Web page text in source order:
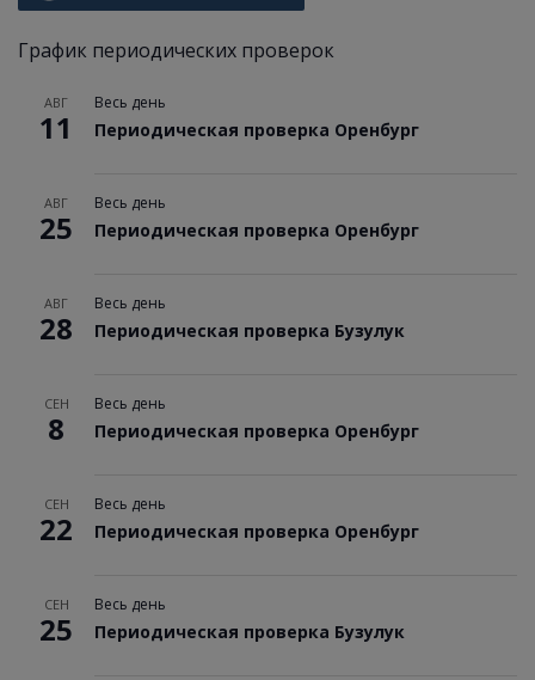
График периодических проверок
АВГ
11
Весь день
Периодическая проверка Оренбург
АВГ
25
Весь день
Периодическая проверка Оренбург
АВГ
28
Весь день
Периодическая проверка Бузулук
СЕН
8
Весь день
Периодическая проверка Оренбург
СЕН
22
Весь день
Периодическая проверка Оренбург
СЕН
25
Весь день
Периодическая проверка Бузулук